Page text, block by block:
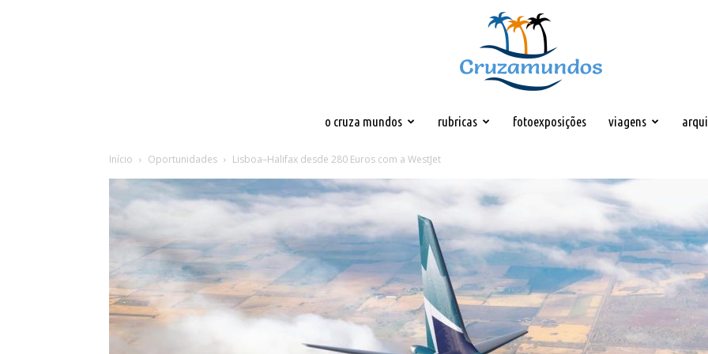
o cruza mundos rubricas fotoexposições viagens
Início Oportunidades Lisboa–Halifax desde 280 Euros com a WestJet